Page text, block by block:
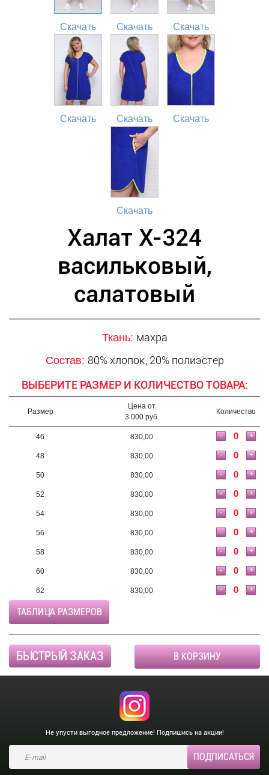
Скачать Скачать Скачать
Скачать Скачать Скачать
Скачать
Халат Х-324
васильковый,
салатовый
Ткань: махра
Состав: 80% хлопок, 20% полиэстер
ВЫБЕРИТЕ РАЗМЕР И КОЛИЧЕСТВО ТОВАРА:
Размер
Цена от
3 000 руб.
Количество
46 830,00 +
-
48 830,00 +
-
50 830,00 +
-
52 830,00 +
-
54 830,00 +
-
56 830,00 +
-
58 830,00 +
-
60 830,00 +
-
62 830,00 +
-
ТАБЛИЦА РАЗМЕРОВ
БЫСТРЫЙ ЗАКАЗ В КОРЗИНУ
Не упусти выгодное предложение! Подпишись на акции!